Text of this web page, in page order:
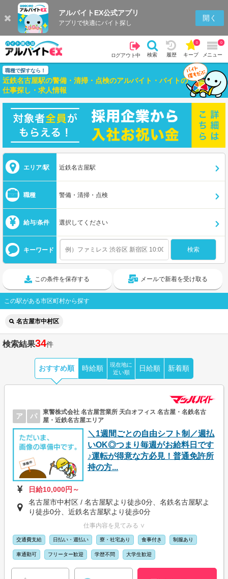
アルバイトEX公式アプリ
アプリで快適にバイト探し
開く
ログアウト中 検索 履歴 キープ
0
メニュー
0
職種で探すなら！
近鉄名古屋駅の警備・清掃・点検のアルバイト・バイトの
仕事探し・求人情報
エリア/駅 近鉄名古屋駅
職種 警備・清掃・点検
給与/条件 選択してください
キーワード
この条件を保存する メールで新着を受け取る
この駅がある市区町村から探す
名古屋市中村区
検索結果34件
おすすめ順 時給順
現在地に
近い順
日給順 新着順
ア パ
東警株式会社 名古屋営業所 天白オフィス 名古屋・名鉄名古
屋・近鉄名古屋エリア
＼1週間ごとの自由シフト制／週払
いOK◎つまり毎週がお給料日です
♪運転が得意な方必見！普通免許所
持の方...
日給10,000円～
名古屋市中村区 / 名古屋駅より徒歩0分、名鉄名古屋駅よ
り徒歩0分、近鉄名古屋駅より徒歩0分
仕事内容を見てみる ∨
交通費支給 日払い・週払い 寮・社宅あり 食事付き 制服あり
車通勤可 フリーター歓迎 学歴不問 大学生歓迎